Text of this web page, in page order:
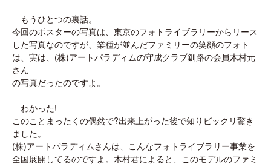
もうひとつの裏話。
今回のポスターの写真は、東京のフォトライブラリーからリース
した写真なのですが、業種が並んだファミリーの笑顔のフォト
は、実は、(株)アートパラディムの守成クラブ釧路の会員木村元
さん
の写真だったのですよ。
わかった!
このことまったくの偶然で?出来上がった後で知りビックリ驚き
ました。
(株)アートパラディムさんは、こんなフォトライブラリー事業を
全国展開してるのですよ。木村君によると、このモデルのファミ